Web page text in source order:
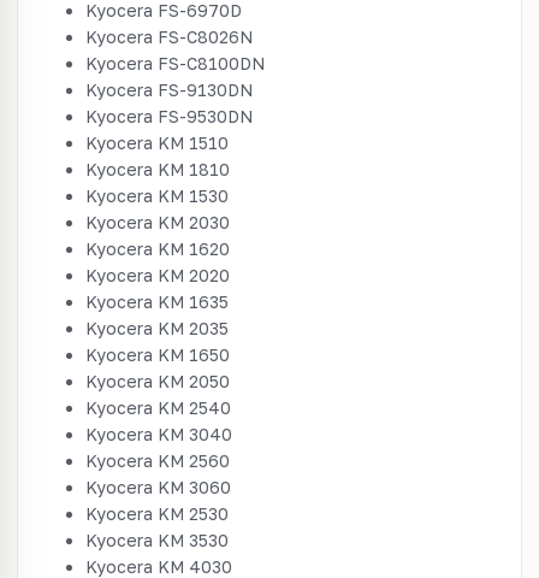
Kyocera FS-6970D
Kyocera FS-C8026N
Kyocera FS-C8100DN
Kyocera FS-9130DN
Kyocera FS-9530DN
Kyocera KM 1510
Kyocera KM 1810
Kyocera KM 1530
Kyocera KM 2030
Kyocera KM 1620
Kyocera KM 2020
Kyocera KM 1635
Kyocera KM 2035
Kyocera KM 1650
Kyocera KM 2050
Kyocera KM 2540
Kyocera KM 3040
Kyocera KM 2560
Kyocera KM 3060
Kyocera KM 2530
Kyocera KM 3530
Kyocera KM 4030